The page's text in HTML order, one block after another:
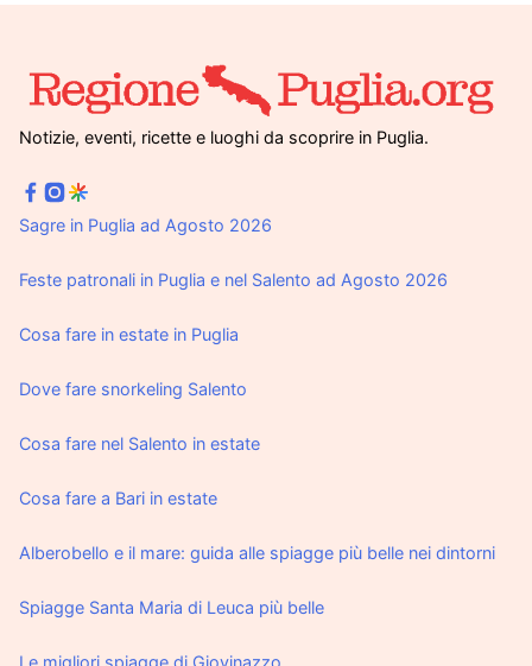
Notizie, eventi, ricette e luoghi da scoprire in Puglia.
Sagre in Puglia ad Agosto 2026
Feste patronali in Puglia e nel Salento ad Agosto 2026
Cosa fare in estate in Puglia
Dove fare snorkeling Salento
Cosa fare nel Salento in estate
Cosa fare a Bari in estate
Alberobello e il mare: guida alle spiagge più belle nei dintorni
Spiagge Santa Maria di Leuca più belle